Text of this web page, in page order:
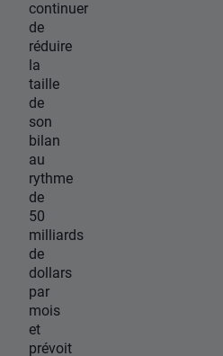
continuer
de
réduire
la
taille
de
son
bilan
au
rythme
de
50
milliards
de
dollars
par
mois
et
prévoit